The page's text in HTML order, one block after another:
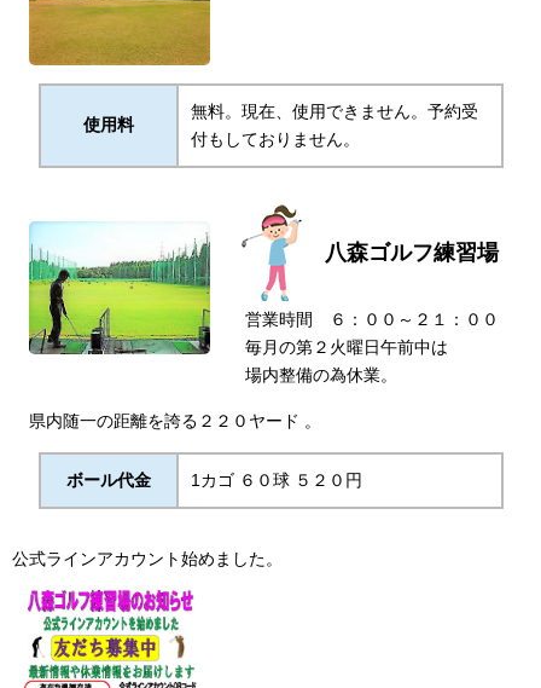
使用料
無料。現在、使用できません。予約受
付もしておりません。
八森ゴルフ練習場
営業時間 ６：００～２１：００
毎月の第２火曜日午前中は
場内整備の為休業。
県内随一の距離を誇る２２０ヤード 。
ボール代金 1カゴ ６０球 ５２０円
公式ラインアカウント始めました。